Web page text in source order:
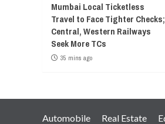
Mumbai Local Ticketless
Travel to Face Tighter Checks;
Central, Western Railways
Seek More TCs
35 mins ago
Automobile Real Estate